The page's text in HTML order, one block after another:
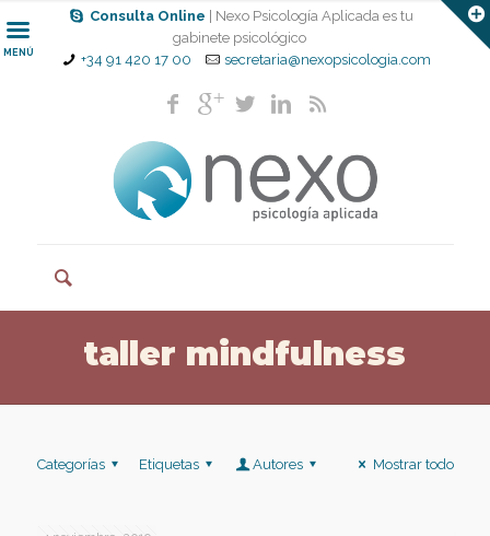
Consulta Online
| Nexo Psicología Aplicada es tu
gabinete psicológico
+34 91 420 17 00
secretaria@nexopsicologia.com
MENÚ
taller mindfulness
Categorías Etiquetas Autores Mostrar todo